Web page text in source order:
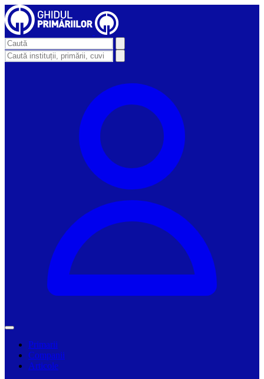
Primarii
Companii
Articole